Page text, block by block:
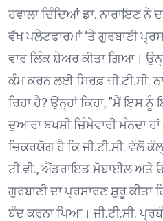
ਹਵਾਲਾ ਦਿੰਦਿਆਂ ਡਾ. ਨਾਰਾਇਣ ਨੇ
ਵੱਖ ਪਲੇਟਫਾਰਮਾਂ ‘ਤੇ ਗੁਰਬਾਣੀ
ਵਾਰ ਲਿੰਕ ਸ਼ੇਅਰ ਕੀਤਾ ਗਿਆ।
ਕੰਮ ਕਰਨ ਲਈ ਸਿਰਫ਼ ਜੀ.ਟੀ.ਸੀ.
ਰਿਹਾ ਹੈ? ਉਨ੍ਹਾਂ ਕਿਹਾ, ”ਮੈਂ ਇਸ
ਦੁਆਰਾ ਬਖਸ਼ੀ ਜ਼ਿੰਮੇਵਾਰੀ ਮੰਨਦਾ
ਜ਼ਿਕਰਯੋਗ ਹੈ ਕਿ ਜੀ.ਟੀ.ਸੀ. ਵੱਲੋਂ
ਟੀ.ਵੀ., ਐਂਡਰਾਇਡ ਮੋਬਾਈਲ ਅਤੇ
ਗੁਰਬਾਣੀ ਦਾ ਪ੍ਰਸਾਰਣ ਸ਼ੁਰੂ
ਬੰਦ ਕਰਨਾ ਪਿਆ। ਜੀ.ਟੀ.ਸੀ.